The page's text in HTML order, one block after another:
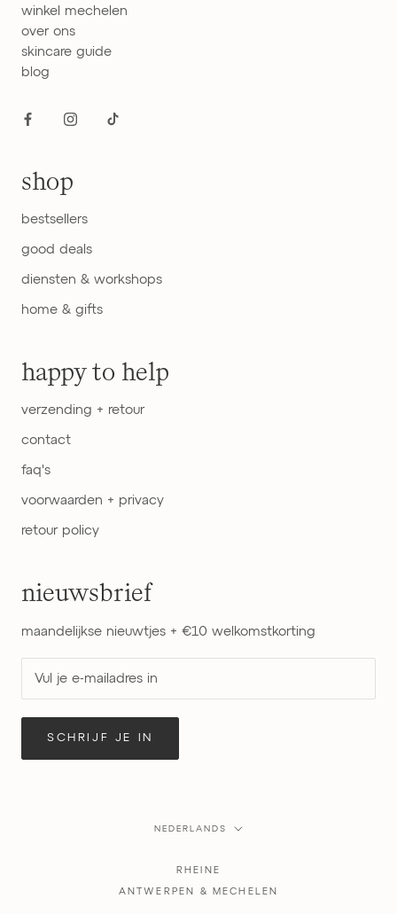
winkel mechelen
over ons
skincare guide
blog
shop
bestsellers
good deals
diensten & workshops
home & gifts
happy to help
verzending + retour
contact
faq's
voorwaarden + privacy
retour policy
nieuwsbrief
maandelijkse nieuwtjes + €10 welkomstkorting
SCHRIJF JE IN
Taal
NEDERLANDS
RHEINE
ANTWERPEN & MECHELEN